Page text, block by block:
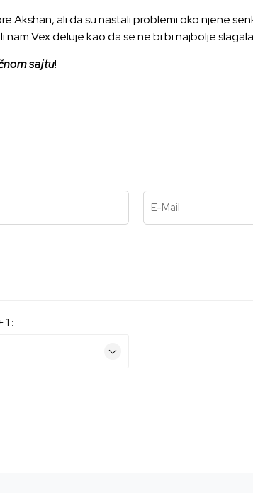
Akshan, ali da su nastali problemi oko njene
Vex deluje kao da se ne bi bi najbolje
sajtu!
E-Mail
1 :